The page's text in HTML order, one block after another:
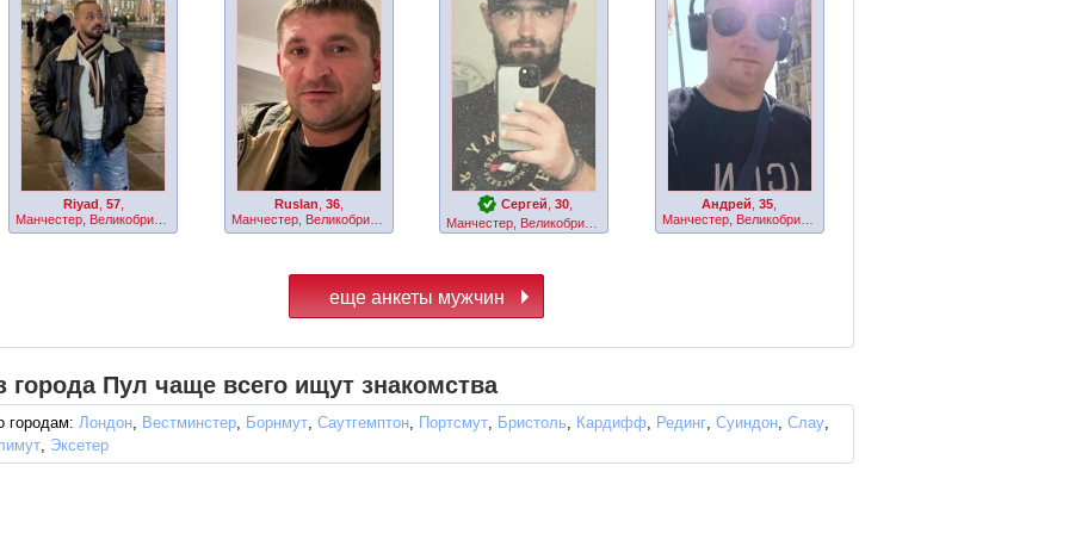
Riyad 57,
Ruslan 36,
Манчестер, Великобритания
Сергей 30,
Андрей ,35
Манчестер, Великобритания
города Пул чаще всего ищут знакомства
городам: Лондон, Вестминстер, Борнмут, Саутгемптон, Портсмут, Бристоль, Кардифф, Рединг, Суиндон, Слау,
, Эксетер